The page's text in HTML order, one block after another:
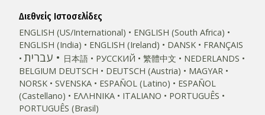
Διεθνείς Ιστοσελίδες
ENGLISH (US/International)
ENGLISH (South Africa)
ENGLISH (India)
ENGLISH (Ireland) DANSK FRANÇAIS
עברית 日本語 РУССКИЙ 繁體中文
NEDERLANDS
BELGIUM DEUTSCH DEUTSCH (Austria)
MAGYAR
NORSK
SVENSKA ESPAÑOL (Latino)
ESPAÑOL
(Castellano)
ΕΛΛΗΝΙΚA ITALIANO
PORTUGUÊS
PORTUGUÊS (Brasil)‎